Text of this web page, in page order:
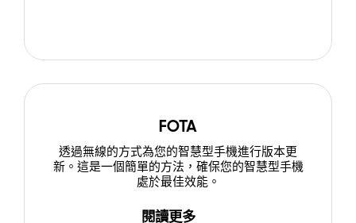
FOTA
透過無線的方式為您的智慧型手機進行版本更
新。這是一個簡單的方法，確保您的智慧型手機
處於最佳效能。
閱讀更多